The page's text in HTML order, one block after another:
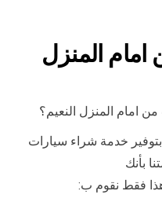
المنزل
امام المنزل النعيم؟
بتوفير خدمة شراء سيارات
بأنك
هذا فقط نقوم ب: